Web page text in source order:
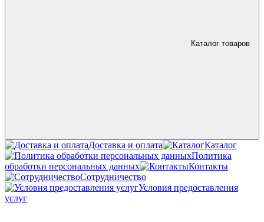
Каталог товаров
Доставка и оплата
Каталог
Политика
обработки персональных данных
Контакты
Сотрудничество
Условия предоставления
услуг